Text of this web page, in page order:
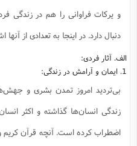
و یرکات فراوانی را هم در زندگی
دنبال دارد. در اینجا به تعدادی از آنها
الف. آثار فردی:
1. ایمان و آرامش در زندگی:
بی‌تردید امروز تمدن بشری و
زندگی انسان‌ها گذاشته و اکثر
اضطراب کرده است. آنچه قرآن کریم